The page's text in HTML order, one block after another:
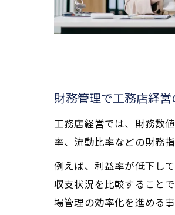
財務管理で工務店経
工務店経営では、財務数
率、流動比率などの財務
例えば、利益率が低下し
収支状況を比較すること
場管理の効率化を進める